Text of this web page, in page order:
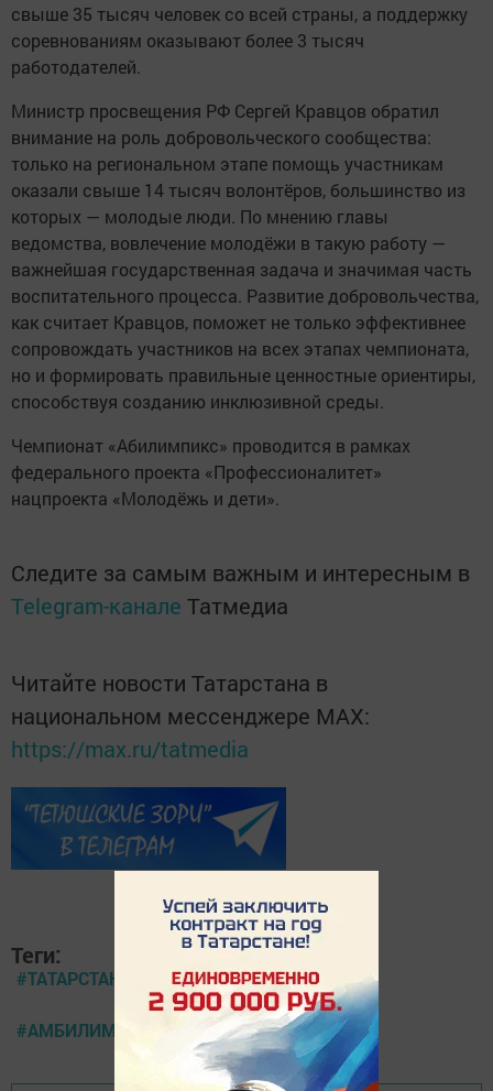
свыше 35 тысяч человек со всей страны, а поддержку
соревнованиям оказывают более 3 тысяч
работодателей.
Министр просвещения РФ Сергей Кравцов обратил
внимание на роль добровольческого сообщества:
только на региональном этапе помощь участникам
оказали свыше 14 тысяч волонтёров, большинство из
которых — молодые люди. По мнению главы
ведомства, вовлечение молодёжи в такую работу —
важнейшая государственная задача и значимая часть
воспитательного процесса. Развитие добровольчества,
как считает Кравцов, поможет не только эффективнее
сопровождать участников на всех этапах чемпионата,
но и формировать правильные ценностные ориентиры,
способствуя созданию инклюзивной среды.
Чемпионат «Абилимпикс» проводится в рамках
федерального проекта «Профессионалитет»
нацпроекта «Молодёжь и дети».
Следите за самым важным и интересным в
Telegram-канале Татмедиа
Читайте новости Татарстана в
национальном мессенджере MАХ:
https://max.ru/tatmedia
Теги:
#ТАТАРСТАН
#АМБИЛИМПИКС